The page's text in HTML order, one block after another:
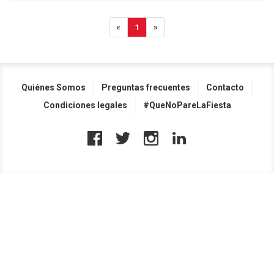
« 1 »
Quiénes Somos Preguntas frecuentes
Contacto
Condiciones legales
#QueNoPareLaFiesta